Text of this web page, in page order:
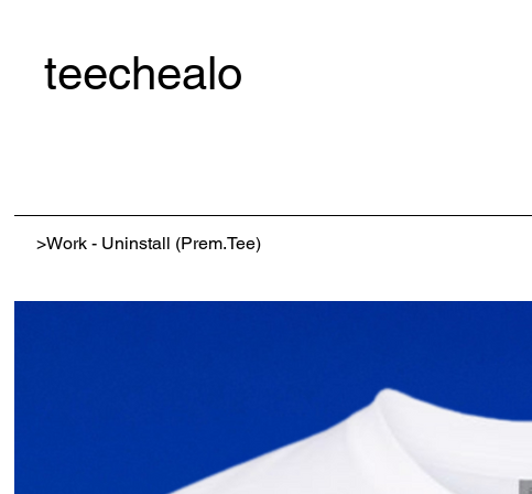
teechealo
>Work - Uninstall (Prem.Tee)